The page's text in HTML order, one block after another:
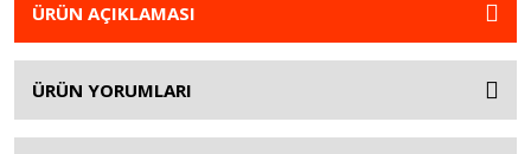
ÜRÜN AÇIKLAMASI
ÜRÜN YORUMLARI